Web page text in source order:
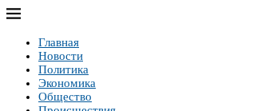
Главная
Новости
Политика
Экономика
Общество